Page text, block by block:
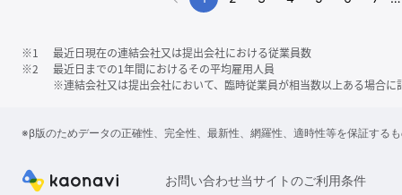
※1
最近日現在の連結会社又は提出会社における従業員数
※2
最近日までの1年間におけるその平均雇用人員
※連結会社又は提出会社において、臨時従業員が相当数以上ある場合に
※β版のためデータの正確性、完全性、最新性、網羅性、適時性等を保証する
お問い合わせ当サイトのご利用条件